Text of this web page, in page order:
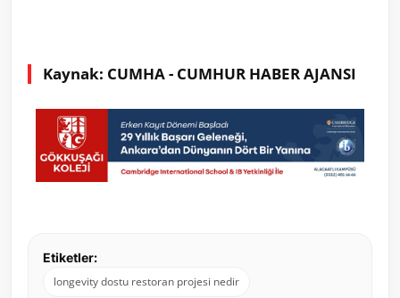
Kaynak: CUMHA - CUMHUR HABER AJANSI
Etiketler:
longevity dostu restoran projesi nedir